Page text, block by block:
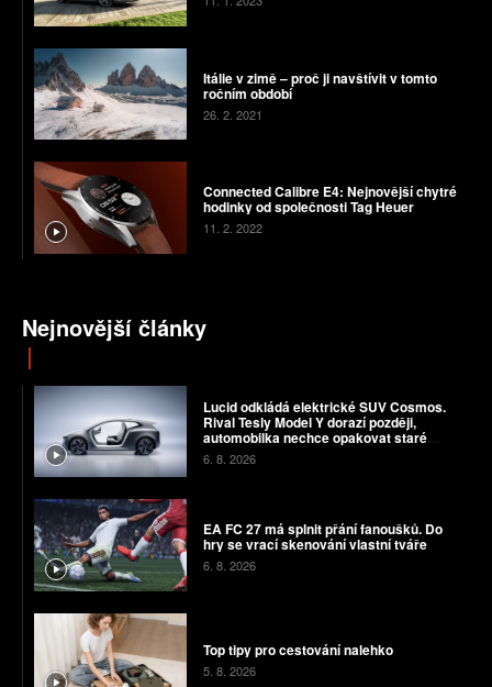
Itálie v zimě – proč ji navštívit v tomto
ročním období
26. 2. 2021
Connected Calibre E4: Nejnovější chytré
hodinky od společnosti Tag Heuer
11. 2. 2022
Nejnovější články
Lucid odkládá elektrické SUV Cosmos.
Rival Tesly Model Y dorazí později,
automobilka nechce opakovat staré
chyby
6. 8. 2026
EA FC 27 má splnit přání fanoušků. Do
hry se vrací skenování vlastní tváře
6. 8. 2026
Top tipy pro cestování nalehko
5. 8. 2026